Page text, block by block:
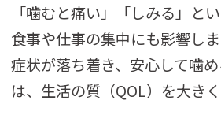
「噛むと痛い」「しみる」と
食事や仕事の集中にも影響しま
症状が落ち着き、安心して噛
は、生活の質（QOL）を大きく